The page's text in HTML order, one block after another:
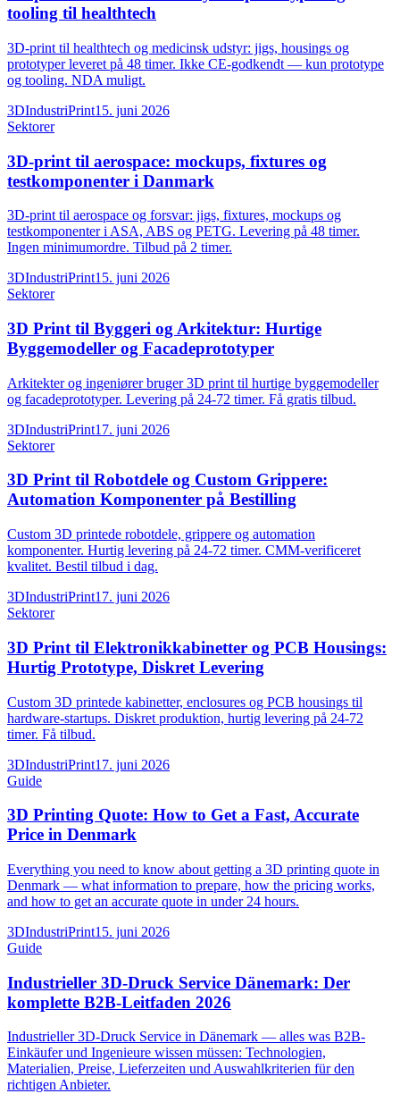
tooling til healthtech
3D-print til healthtech og medicinsk udstyr: jigs, housings og
prototyper leveret på 48 timer. Ikke CE-godkendt — kun prototype
og tooling. NDA muligt.
3DIndustriPrint15. juni 2026
Sektorer
3D-print til aerospace: mockups, fixtures og
testkomponenter i Danmark
3D-print til aerospace og forsvar: jigs, fixtures, mockups og
testkomponenter i ASA, ABS og PETG. Levering på 48 timer.
Ingen minimumordre. Tilbud på 2 timer.
3DIndustriPrint15. juni 2026
Sektorer
3D Print til Byggeri og Arkitektur: Hurtige
Byggemodeller og Facadeprototyper
Arkitekter og ingeniører bruger 3D print til hurtige byggemodeller
og facadeprototyper. Levering på 24-72 timer. Få gratis tilbud.
3DIndustriPrint17. juni 2026
Sektorer
3D Print til Robotdele og Custom Grippere:
Automation Komponenter på Bestilling
Custom 3D printede robotdele, grippere og automation
komponenter. Hurtig levering på 24-72 timer. CMM-verificeret
kvalitet. Bestil tilbud i dag.
3DIndustriPrint17. juni 2026
Sektorer
3D Print til Elektronikkabinetter og PCB Housings:
Hurtig Prototype, Diskret Levering
Custom 3D printede kabinetter, enclosures og PCB housings til
hardware-startups. Diskret produktion, hurtig levering på 24-72
timer. Få tilbud.
3DIndustriPrint17. juni 2026
Guide
3D Printing Quote: How to Get a Fast, Accurate
Price in Denmark
Everything you need to know about getting a 3D printing quote in
Denmark — what information to prepare, how the pricing works,
and how to get an accurate quote in under 24 hours.
3DIndustriPrint15. juni 2026
Guide
Industrieller 3D-Druck Service Dänemark: Der
komplette B2B-Leitfaden 2026
Industrieller 3D-Druck Service in Dänemark — alles was B2B-
Einkäufer und Ingenieure wissen müssen: Technologien,
Materialien, Preise, Lieferzeiten und Auswahlkriterien für den
richtigen Anbieter.